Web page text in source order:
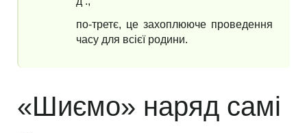
по-третє, це захоплююче проведення
часу для всієї родини.
«Шиємо» наряд самі